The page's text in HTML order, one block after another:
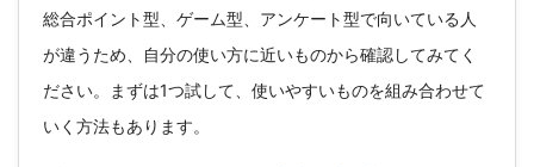
総合ポイント型、ゲーム型、アンケート型で向いている人
が違うため、自分の使い方に近いものから確認してみてく
ださい。まずは1つ試して、使いやすいものを組み合わせて
いく方法もあります。